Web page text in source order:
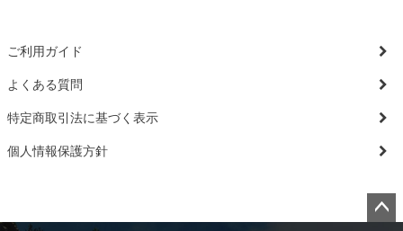
ご利用ガイド
よくある質問
特定商取引法に基づく表示
個人情報保護方針